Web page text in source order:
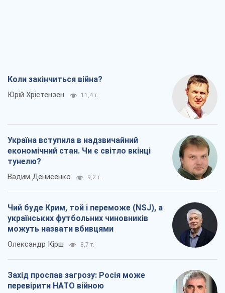
Коли закінчиться війна?
Юрій Хрістензен 11,4 т.
Україна вступила в надзвичайний
економічний стан. Чи є світло вкінці
тунелю?
Вадим Денисенко 9,2 т.
Чий буде Крим, той і переможе (NSJ), а
українських футбольних чиновників
можуть назвати вбивцями
Олександр Кірш 8,7 т.
Захід проспав загрозу: Росія може
перевірити НАТО війною